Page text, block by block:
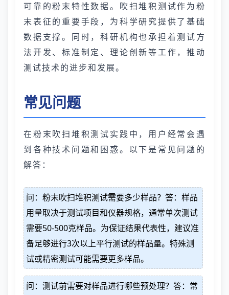
可靠的粉末特性数据。吹扫堆积测试作为粉
末表征的重要手段，为科学研究提供了基础
数据支撑。同时，科研机构也承担着测试方
法开发、标准制定、理论创新等工作，推动
测试技术的进步和发展。
常见问题
在粉末吹扫堆积测试实践中，用户经常会遇
到各种技术问题和困惑。以下是常见问题的
解答：
问：粉末吹扫堆积测试需要多少样品？答：样品
用量取决于测试项目和仪器规格，通常单次测试
需要50-500克样品。为保证结果代表性，建议准
备足够进行3次以上平行测试的样品量。特殊测
试或精密测试可能需要更多样品。
问：测试前需要对样品进行哪些预处理？答：常